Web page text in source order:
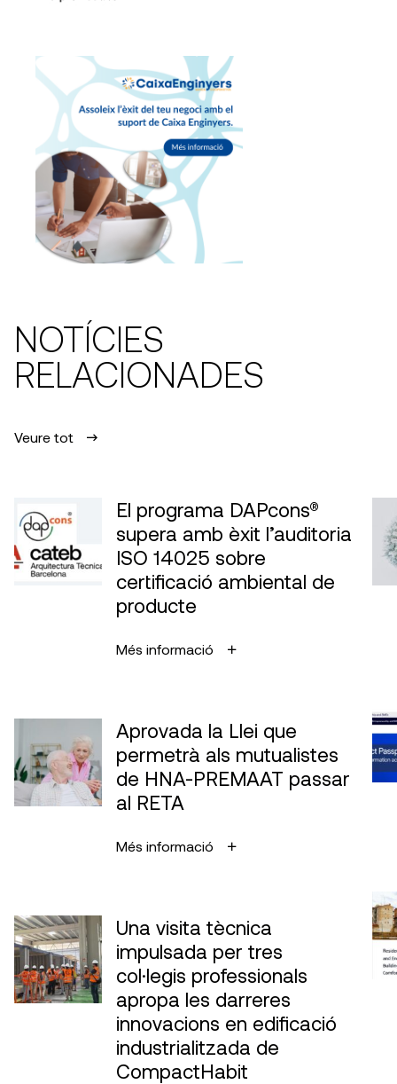
NOTÍCIES
RELACIONADES
Veure tot
El programa DAPcons®
supera amb èxit l’auditoria
ISO 14025 sobre
certificació ambiental de
producte
Més informació
Aprovada la Llei que
permetrà als mutualistes
de HNA-PREMAAT passar
al RETA
Més informació
Una visita tècnica
impulsada per tres
col·legis professionals
apropa les darreres
innovacions en edificació
industrialitzada de
CompactHabit